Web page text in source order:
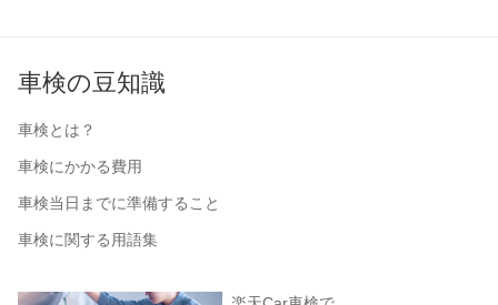
車検の豆知識
車検とは？
車検にかかる費用
車検当日までに準備すること
車検に関する用語集